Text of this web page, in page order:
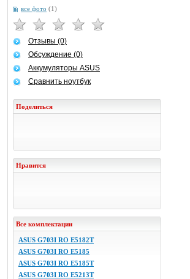
все фото (1)
Отзывы (0)
Обсуждение (0)
Аккумуляторы ASUS
Сравнить ноутбук
Поделиться
Нравится
Все комплектации
ASUS G703I RO E5182T
ASUS G703I RO E5185
ASUS G703I RO E5185T
ASUS G703I RO E5213T